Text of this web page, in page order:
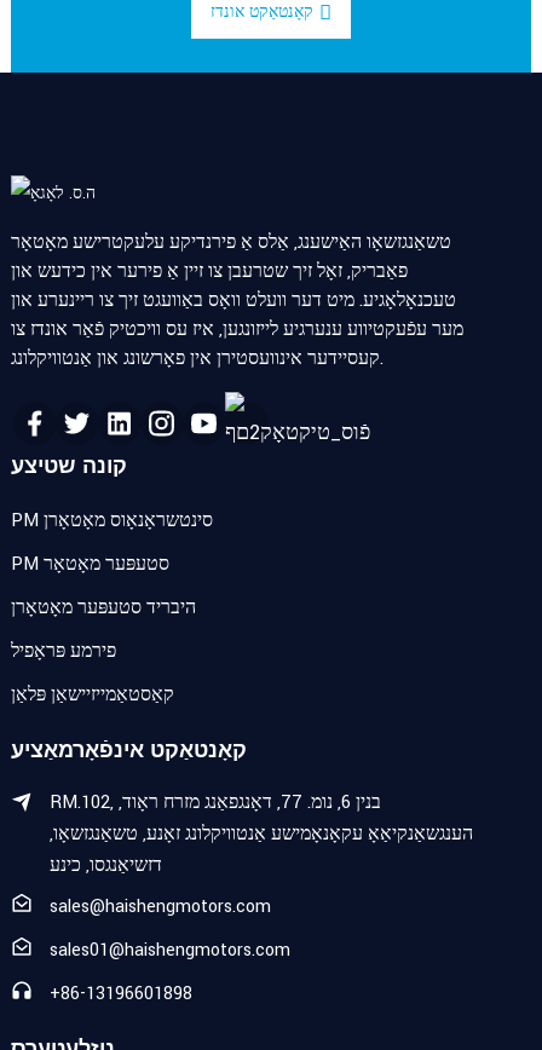
קאָנטאַקט אונדז
טשאַנגזשאָו האַישענג, אַלס אַ פירנדיקע עלעקטרישע מאָטאָר
פאַבריק, זאָל זיך שטרעבן צו זיין אַ פירער אין כידעש און
טעכנאָלאָגיע. מיט דער וועלט וואָס באַוועגט זיך צו ריינערע און
מער עפֿעקטיווע ענערגיע לייזונגען, איז עס וויכטיק פֿאַר אונדז צו
קעסיידער אינוועסטירן אין פאָרשונג און אַנטוויקלונג.
קונה שטיצע
PM סינטשראָנאָוס מאָטאָרן
PM סטעפּער מאָטאָר
היבריד סטעפּער מאָטאָרן
פירמע פּראָפיל
קאַסטאַמייזיישאַן פּלאַן
קאָנטאַקט אינפֿאָרמאַציע
RM.102, בנין 6, נומ. 77, דאָנגפאַנג מזרח ראָוד,
הענגשאַנקיאַאָ עקאָנאָמישע אַנטוויקלונג זאָנע, טשאַנגזשאָו,
דזשיאַנגסו, כינע
sales@haishengmotors.com
sales01@haishengmotors.com
+86-13196601898